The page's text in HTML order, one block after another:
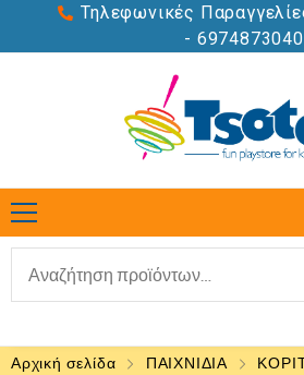
Τηλεφωνικές
- 6974873040
Αρχική σελίδα ΠΑΙΧΝΙΔΙΑ